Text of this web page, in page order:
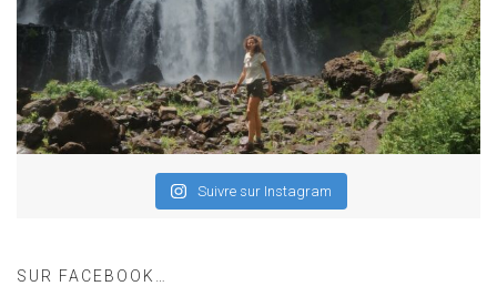
Suivre sur Instagram
SUR FACEBOOK…